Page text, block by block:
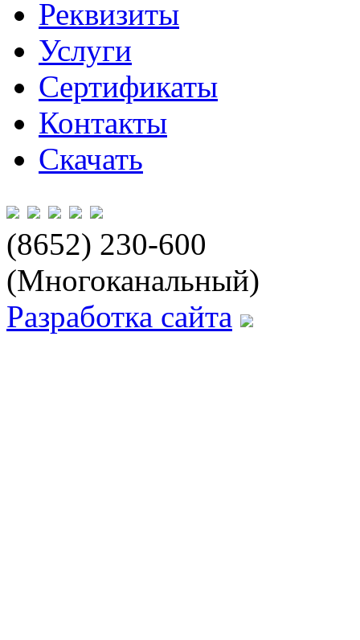
Реквизиты
Услуги
Сертификаты
Контакты
Скачать
(8652) 230-600
(Многоканальный)
Разработка сайта